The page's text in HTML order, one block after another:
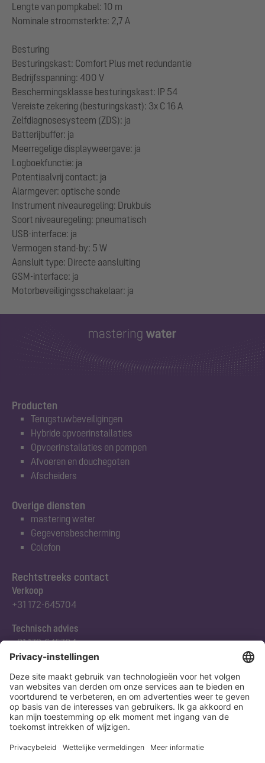
Lengte van pompkabel: 10 m
Nominale stroomsterkte: 2,7 A
Besturing
Besturingskast: Comfort Plus met redundantie
Bedrijfsspanning: 400 V
Beschermingsklasse besturingskast: IP 54
Vereiste zekering (besturingskast): 3x C 16 A
Zelfdiagnosesysteem (ZDS): ja
Batterijbuffer: ja
Meerregelige displayweergave: ja
Logboekfunctie: ja
Potentiaalvrij contact: ja
Alarmgever: optische sonde
Instrument niveauregeling: Drukbuis
Soort niveauregeling: pneumatisch
USB-interface: ja
Vermogen stand-by: 5 W
Aansluit type: Directe aansluiting
GSM-interface: ja
Producten
Terugstuwbeveiligingen
Hybride opvoerinstallaties
Opvoerinstallaties en pompen
Afvoeren en douchegoten
Afscheiders
Rechtstreeks contact
Verkoop
+31 172-645704
Technisch advies
+31 172-645704
Abonneert u zich op onze nieuwsbrief
Nu aanmelden
Overige diensten
mastering water
Gegevensbescherming
Colofon